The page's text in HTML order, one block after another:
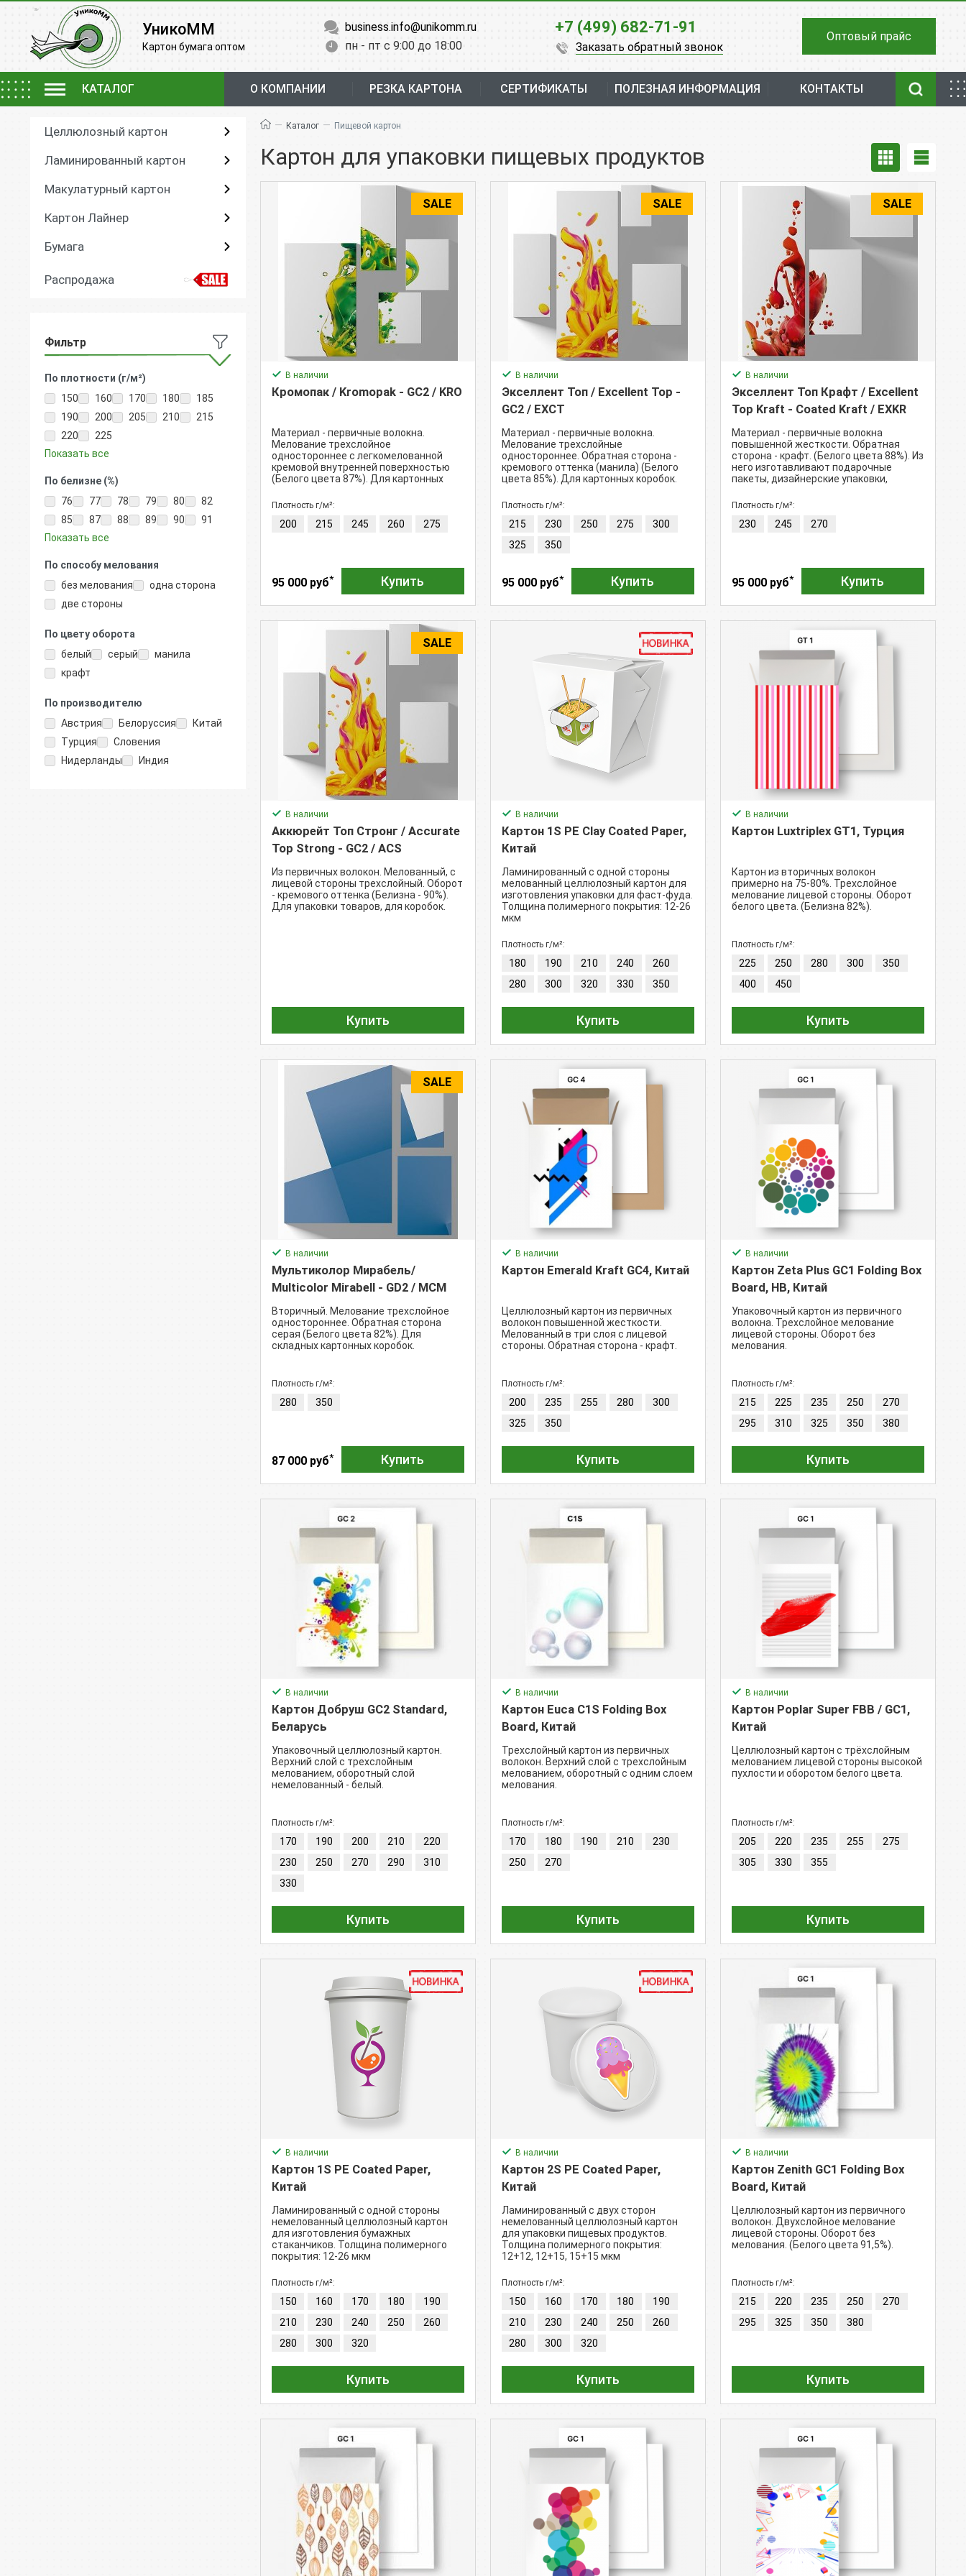
УникоММ
Картон бумага оптом
business.info@unikomm.ru
пн - пт с 9:00 до 18:00
+7 (499) 682-71-91
Заказать обратный звонок
Оптовый прайс
КАТАЛОГ О КОМПАНИИ РЕЗКА КАРТОНА СЕРТИФИКАТЫ ПОЛЕЗНАЯ ИНФОРМАЦИЯ КОНТАКТЫ
Целлюлозный картон
Ламинированный картон
Макулатурный картон
Картон Лайнер
Бумага
Распродажа
Фильтр
По плотности (г/м²)
150
160 170 180
185
190
200 205 210
215
220
225
Показать все
По белизне (%)
76
77 78 79 80
82
85
87 88 89 90
91
Показать все
По способу мелования
без мелования
одна сторона
две стороны
По цвету оборота
белый
серый
манила
крафт
По производителю
Австрия
Белоруссия
Китай
Турция
Словения
Нидерланды
Индия
— Каталог — Пищевой картон
Картон для упаковки пищевых продуктов
SALE
В наличии
Кромопак / Kromopak - GC2 / KRO
Материал - первичные волокна.
Мелование трехслойное
одностороннее с легкомелованной
кремовой внутренней поверхностью
(Белого цвета 87%). Для картонных
Плотность г/м²:
200 215 245 260 275
95 000 руб* Купить
SALE
В наличии
Экселлент Топ / Excellent Top -
GC2 / EXCT
Материал - первичные волокна.
Мелование трехслойные
одностороннее. Обратная сторона -
кремового оттенка (манила) (Белого
цвета 85%). Для картонных коробок.
Плотность г/м²:
215 230 250 275
300
325
350
95 000 руб* Купить
SALE
В наличии
Экселлент Топ Крафт / Excellent
Top Kraft - Coated Kraft / EXKR
Материал - первичные волокна
повышенной жесткости. Обратная
сторона - крафт. (Белого цвета 88%). Из
него изготавливают подарочные
пакеты, дизайнерские упаковки,
Плотность г/м²:
230 245 270
95 000 руб* Купить
SALE
В наличии
Аккюрейт Топ Стронг / Accurate
Top Strong - GC2 / ACS
Из первичных волокон. Мелованный, с
лицевой стороны трехслойный. Оборот
- кремового оттенка (Белизна - 90%).
Для упаковки товаров, для коробок.
Купить
В наличии
Картон 1S PE Clay Coated Paper,
Китай
Ламинированный с одной стороны
мелованный целлюлозный картон для
изготовления упаковки для фаст-фуда.
Толщина полимерного покрытия: 12-26
мкм
Плотность г/м²:
180 190 210 240
260
280
300 320 330 350
Купить
В наличии
Картон Luxtriplex GT1, Турция
Картон из вторичных волокон
примерно на 75-80%. Трехслойное
мелование лицевой стороны. Оборот
белого цвета. (Белизна 82%).
Плотность г/м²:
225 250 280 300
350
400
450
Купить
SALE
В наличии
Мультиколор Мирабель/
Multicolor Mirabell - GD2 / MCM
Вторичный. Мелование трехслойное
одностороннее. Обратная сторона
серая (Белого цвета 82%). Для
складных картонных коробок.
Плотность г/м²:
280 350
87 000 руб* Купить
В наличии
Картон Emerald Kraft GC4, Китай
Целлюлозный картон из первичных
волокон повышенной жесткости.
Мелованный в три слоя с лицевой
стороны. Обратная сторона - крафт.
Плотность г/м²:
200 235 255 280
300
325
350
Купить
В наличии
Картон Zeta Plus GC1 Folding Box
Board, HB, Китай
Упаковочный картон из первичного
волокна. Трехслойное мелование
лицевой стороны. Оборот без
мелования.
Плотность г/м²:
215 225 235 250
270
295
310 325 350 380
Купить
В наличии
Картон Добруш GC2 Standard,
Беларусь
Упаковочный целлюлозный картон.
Верхний слой с трехслойным
мелованием, оборотный слой
немелованный - белый.
Плотность г/м²:
170 190 200 210
220
230
250 270 290
310
330
Купить
В наличии
Картон Euca C1S Folding Box
Board, Китай
Трехслойный картон из первичных
волокон. Верхний слой с трехслойным
мелованием, оборотный с одним слоем
мелования.
Плотность г/м²:
170 180 190 210
230
250
270
Купить
В наличии
Картон Poplar Super FBB / GC1,
Китай
Целлюлозный картон с трёхслойным
мелованием лицевой стороны высокой
пухлости и оборотом белого цвета.
Плотность г/м²:
205 220 235 255
275
305
330 355
Купить
В наличии
Картон 1S PE Coated Paper,
Китай
Ламинированный с одной стороны
немелованный целлюлозный картон
для изготовления бумажных
стаканчиков. Толщина полимерного
покрытия: 12-26 мкм
Плотность г/м²:
150 160 170 180
190
210
230 240 250
260
280
300 320
Купить
В наличии
Картон 2S PE Coated Paper,
Китай
Ламинированный с двух сторон
немелованный целлюлозный картон
для упаковки пищевых продуктов.
Толщина полимерного покрытия:
12+12, 12+15, 15+15 мкм
Плотность г/м²:
150 160 170 180
190
210
230 240 250
260
280
300 320
Купить
В наличии
Картон Zenith GC1 Folding Box
Board, Китай
Целлюлозный картон из первичного
волокон. Двухслойное мелование
лицевой стороны. Оборот без
мелования. (Белого цвета 91,5%).
Плотность г/м²:
215 220 235 250
270
295
325 350 380
Купить